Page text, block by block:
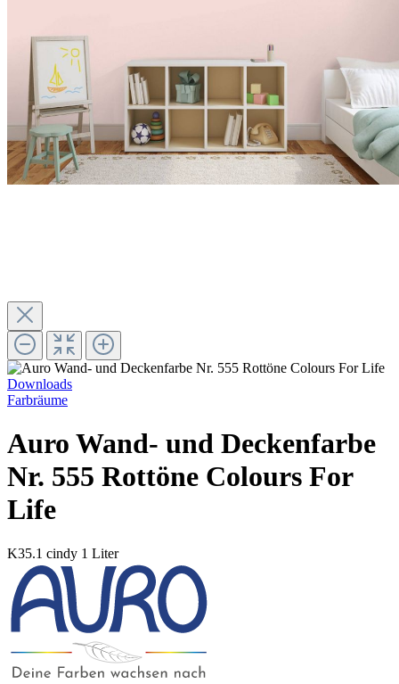
Downloads
Farbräume
Auro Wand- und Deckenfarbe
Nr. 555 Rottöne Colours For
Life
K35.1 cindy 1 Liter